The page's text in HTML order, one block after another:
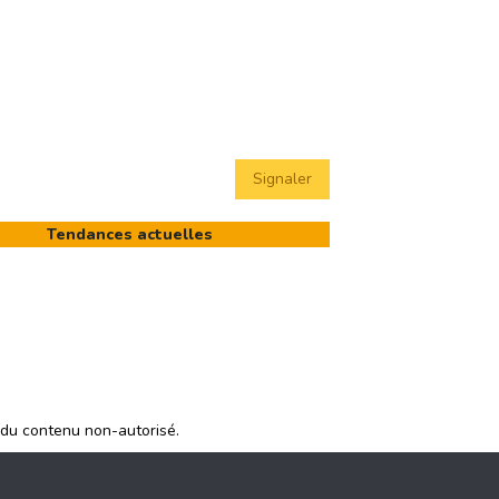
Signaler
Tendances actuelles
contenu non-autorisé.